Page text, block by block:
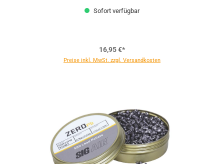
Sofort verfügbar
16,95 €*
Preise inkl. MwSt. zzgl. Versandkosten